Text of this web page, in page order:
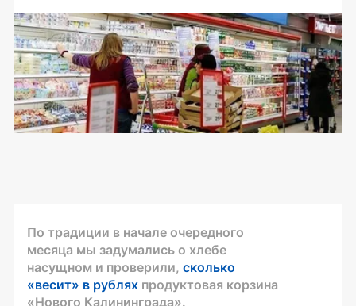
По традиции в начале очередного
месяца мы задумались о хлебе
насущном и проверили, сколько
«весит» в рублях продуктовая корзина
«Нового Калининграда».